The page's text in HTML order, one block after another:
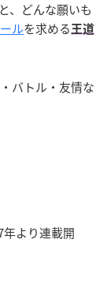
、どんな願いも
ルを求める 王道
バトル・友情な
年より連載開